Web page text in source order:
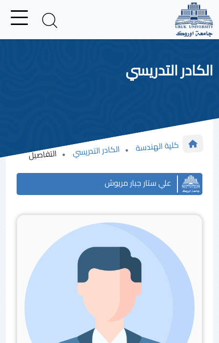
الكادر التدريسي
كلية الهندسة الكادر التدريسي التفاصيل
علي ستار جبار مريوش